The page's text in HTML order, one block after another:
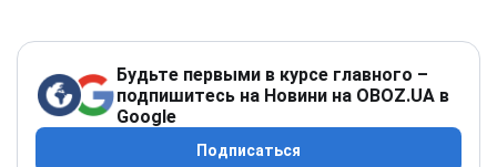
Будьте первыми в курсе главного –
подпишитесь на Новини на OBOZ.UA в
Google
Подписаться